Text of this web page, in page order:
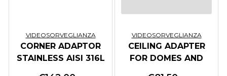
VIDEOSORVEGLIANZA
CORNER ADAPTOR
STAINLESS AISI 316L
VIDEOSORVEGLIANZA
CEILING ADAPTER
FOR DOMES AND